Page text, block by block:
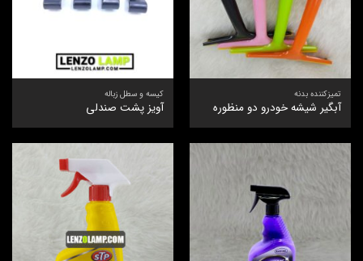
تمیزکننده بدنه
آبگیر شیشه خودرو دو منظوره
کیسه و سطل زباله
آویز پشت صندلی